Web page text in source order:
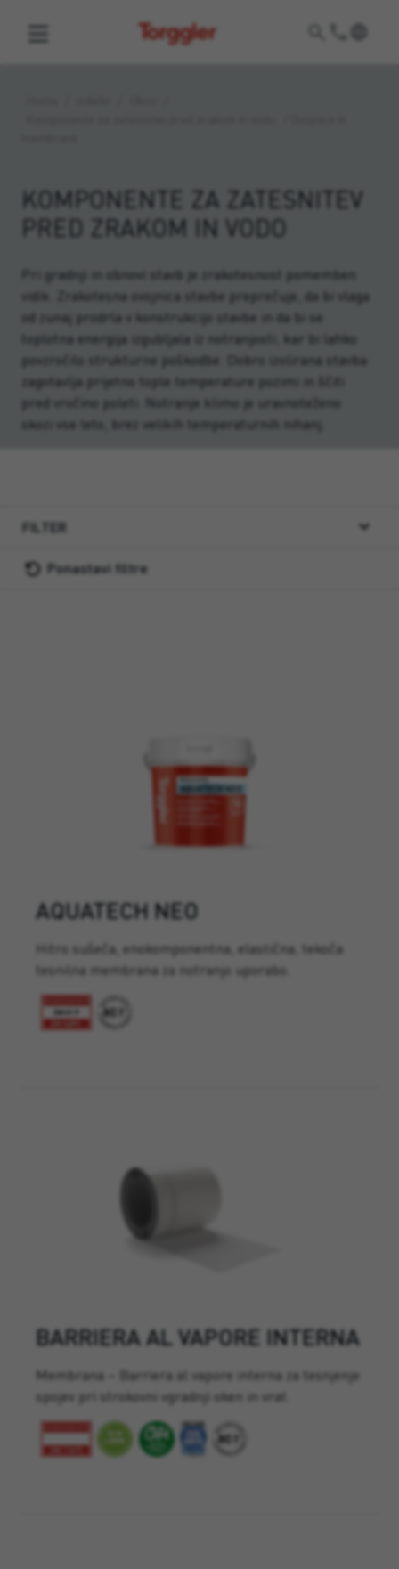
Torggler
KOMPONENTE ZA ZATESNITEV
PRED ZRAKOM IN VODO
Pri gradnji in obnovi stavb je zrakotesnost pomemben
vidik. Zrakotesna ovojnica stavbe preprečuje, da bi vlaga
od zunaj prodrla v konstrukcijo stavbe in da bi se
toplotna energija izgubljala iz notranjosti, kar bi lahko
povzročilo strukturne poškodbe. Dobro izolirana stavba
zagotavlja prijetno tople temperature pozimi in ščiti
pred vročino poleti. Notranje klimo je uravnoteženo
skozi vse leto, brez velikih temperaturnih nihanj.
FILTER
Ponastavi filtre
AQUATECH NEO
Hitro sušeča, enokomponentna, elastična, tekoča
tesnilna membrana za notranjo uporabo.
BARRIERA AL VAPORE INTERNA
Membrana – Barriera al vapore interna za tesnjenje
spojev pri strokovni vgradnji oken in vrat.